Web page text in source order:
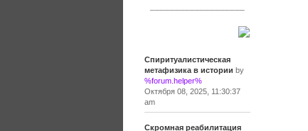
Спиритуалистическая
метафизика в истории by
%forum.helper%
Октября 08, 2025, 11:30:37
am
Скромная реабилитация